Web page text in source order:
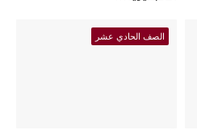
الصف الحادي عشر